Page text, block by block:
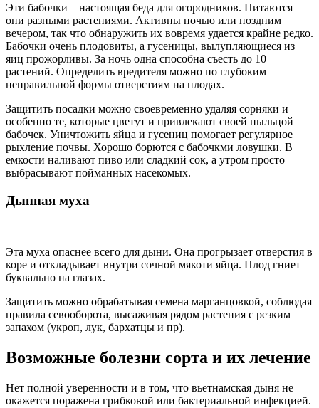
Эти бабочки – настоящая беда для огородников. Питаются
они разными растениями. Активны ночью или поздним
вечером, так что обнаружить их вовремя удается крайне редко.
Бабочки очень плодовиты, а гусеницы, вылупляющиеся из
яиц прожорливы. За ночь одна способна съесть до 10
растений. Определить вредителя можно по глубоким
неправильной формы отверстиям на плодах.
Защитить посадки можно своевременно удаляя сорняки и
особенно те, которые цветут и привлекают своей пыльцой
бабочек. Уничтожить яйца и гусениц помогает регулярное
рыхление почвы. Хорошо борются с бабочкми ловушки. В
емкости наливают пиво или сладкий сок, а утром просто
выбрасывают пойманных насекомых.
Дынная муха
Эта муха опаснее всего для дыни. Она прогрызает отверстия в
коре и откладывает внутри сочной мякоти яйца. Плод гниет
буквально на глазах.
Защитить можно обрабатывая семена марганцовкой, соблюдая
правила севооборота, высаживая рядом растения с резким
запахом (укроп, лук, бархатцы и пр).
Возможные болезни сорта и их лечение
Нет полной уверенности и в том, что вьетнамская дыня не
окажется поражена грибковой или бактериальной инфекцией.